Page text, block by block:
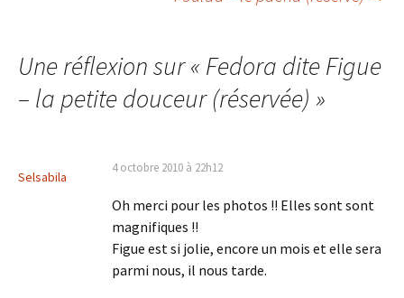
articles
Une réflexion sur « Fedora dite Figue
– la petite douceur (réservée) »
Selsabila
4 octobre 2010 à 22h12
Oh merci pour les photos !! Elles sont sont
magnifiques !!
Figue est si jolie, encore un mois et elle sera
parmi nous, il nous tarde.